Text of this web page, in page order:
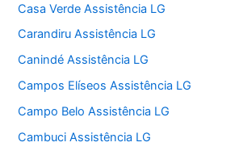
Casa Verde Assistência LG
Carandiru Assistência LG
Canindé Assistência LG
Campos Elíseos Assistência LG
Campo Belo Assistência LG
Cambuci Assistência LG